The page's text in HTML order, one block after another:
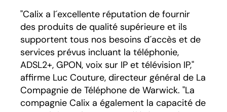
"Calix a l´excellente réputation de fournir
des produits de qualité supérieure et ils
supportent tous nos besoins d´accès et de
services prévus incluant la téléphonie,
ADSL2+, GPON, voix sur IP et télévision IP,"
affirme Luc Couture, directeur général de La
Compagnie de Téléphone de Warwick. "La
compagnie Calix a également la capacité de